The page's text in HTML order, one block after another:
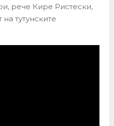
рече Кире Ристески,
на тутунските